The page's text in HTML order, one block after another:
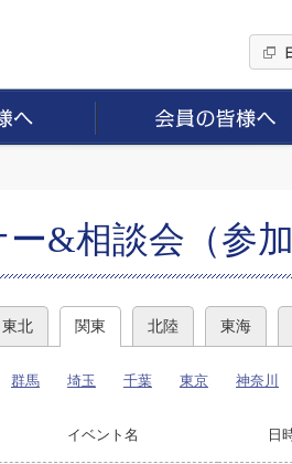
&相談会（参加
東北 関東 北陸 東海
群馬 埼玉 千葉 東京 神奈川
イベント名 日